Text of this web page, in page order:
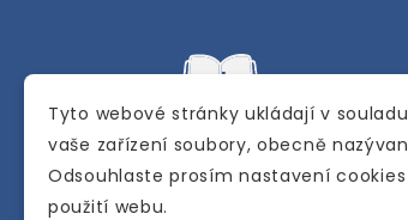
Internetové a kamenné
Tyto webové stránky ukládají v
vaše zařízení soubory, obecně
Odsouhlaste prosím nastavení
použití webu.